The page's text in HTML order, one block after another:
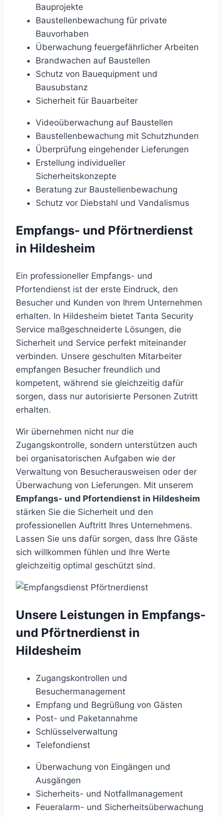
Bauprojekte
Baustellenbewachung für private
Bauvorhaben
Überwachung feuergefährlicher Arbeiten
Brandwachen auf Baustellen
Schutz von Bauequipment und
Bausubstanz
Sicherheit für Bauarbeiter
Videoüberwachung auf Baustellen
Baustellenbewachung mit Schutzhunden
Überprüfung eingehender Lieferungen
Erstellung individueller
Sicherheitskonzepte
Beratung zur Baustellenbewachung
Schutz vor Diebstahl und Vandalismus
Empfangs- und Pförtnerdienst
in Hildesheim
Ein professioneller Empfangs- und
Pfortendienst ist der erste Eindruck, den
Besucher und Kunden von Ihrem Unternehmen
erhalten. In Hildesheim bietet Tanta Security
Service maßgeschneiderte Lösungen, die
Sicherheit und Service perfekt miteinander
verbinden. Unsere geschulten Mitarbeiter
empfangen Besucher freundlich und
kompetent, während sie gleichzeitig dafür
sorgen, dass nur autorisierte Personen Zutritt
erhalten.
Wir übernehmen nicht nur die
Zugangskontrolle, sondern unterstützen auch
bei organisatorischen Aufgaben wie der
Verwaltung von Besucherausweisen oder der
Überwachung von Lieferungen. Mit unserem
Empfangs- und Pfortendienst in Hildesheim
stärken Sie die Sicherheit und den
professionellen Auftritt Ihres Unternehmens.
Lassen Sie uns dafür sorgen, dass Ihre Gäste
sich willkommen fühlen und Ihre Werte
gleichzeitig optimal geschützt sind.
Unsere Leistungen in Empfangs-
und Pförtnerdienst in
Hildesheim
Zugangskontrollen und
Besuchermanagement
Empfang und Begrüßung von Gästen
Post- und Paketannahme
Schlüsselverwaltung
Telefondienst
Überwachung von Eingängen und
Ausgängen
Sicherheits- und Notfallmanagement
Feueralarm- und Sicherheitsüberwachung